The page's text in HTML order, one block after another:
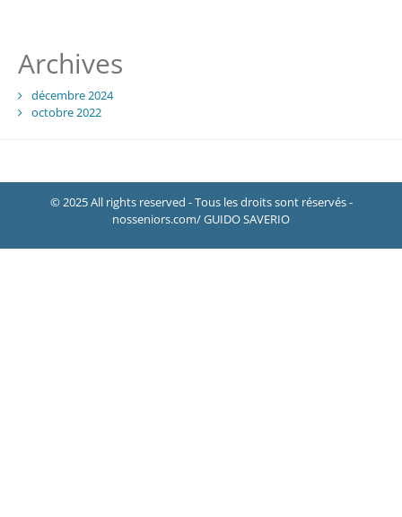
Archives
décembre 2024
octobre 2022
© 2025 All rights reserved - Tous les droits sont réservés -
nosseniors.com/ GUIDO SAVERIO